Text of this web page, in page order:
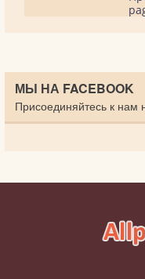
МЫ НА FACEBOOK
Присоединяйтесь к нам